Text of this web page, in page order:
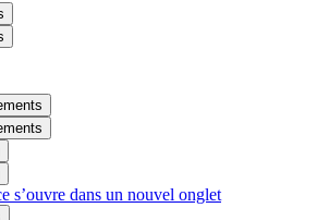
s’ouvre dans un nouvel onglet